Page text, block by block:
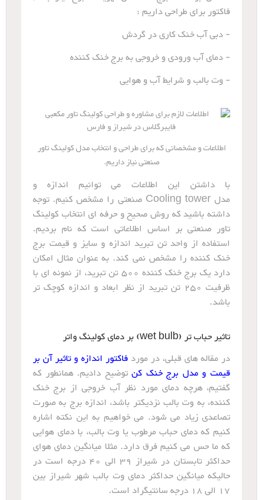
فاکتور برای طراحی داریم :
- دبی آب خنک کاری در گردش
- دمای آب ورودی و خروجی به برج خنک کننده
- وت بالب و شرایط آب و هوایی
اطلاعات و مشخصاتی که برای طراحی و انتخاب مدل کولینگ تاور
صنعتی نیاز داریم.
با داشتن این اطلاعات می توانیم اندازه و
مدل Cooling tower صنعتی را مشخص کنیم. توجه
داشته باشید که روش صحیح و حرفه ای انتخاب کولینگ
تاور صنعتی بر اساس اطلاعاتی است که نام بردیم.
استفاده از واحد تن تبرید اندازه و سایز و قیمت برج
خنک کننده را مشخص نمی کند. به عنوان مثال امکان
دارد یک برج خنک کننده 500 تن تبرید، از نمونه ای با
ظرفیت 250 تن تبرید از نظر ابعاد و اندازه کوچک تر
باشد.
تاثیر حباب تر (wet bulb) بر دمای کولینگ واتر
در مقاله های قبلی، در مورد فاکتور اندازه و تاثیر آن بر
قیمت و مدل برج خنک کنتوضیح دادیم. همانطور که
گفتیم، هرچه دمای مورد نظر آب خروجی از برج خنک
کننده، به وت بالب نزدیکتر باشد، اندازه برج به صورت
تصاعدی زیاد می شود. می خواهیم به این نکته اشاره
کنیم که دمای حباب مرطوب یا وت بالب، با دمای هوایی
که ما حس می کنیم فرق دارد. مثلا میانگین دمای هوای
حداکثر تابستان در شیراز 39 الی 40 درجه است در
حالیکه میانگین حداکثر دمای وت بالب شهر شیراز بین
17 الی 18 درجه سانتیگراد است.